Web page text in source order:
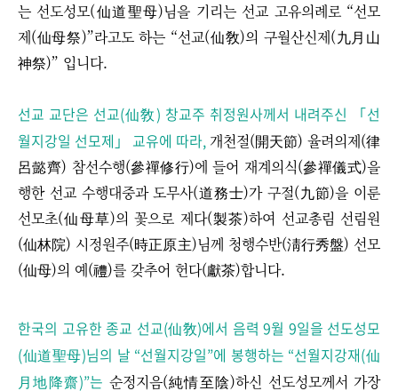
는 선도성모(仙道聖母)님을 기리는 선교 고유의례로 “선모
제(仙母祭)”라고도 하는 “선교(仙敎)의 구월산신제(九月山
神祭)” 입니다.
선교 교단은 선교(仙敎) 창교주 취정원사께서 내려주신 「선
월지강일 선모제」 교유에 따라, 개천절(開天節) 율려의제(律
呂懿齊) 참선수행(參禪修行)에 들어 재계의식(參禪儀式)을
행한 선교 수행대중과 도무사(道務士)가 구절(九節)을 이룬
선모초(仙母草)의 꽃으로 제다(製茶)하여 선교총림 선림원
(仙林院) 시정원주(時正原主)님께 청행수반(淸行秀盤) 선모
(仙母)의 예(禮)를 갖추어 헌다(獻茶)합니다.
한국의 고유한 종교 선교(仙敎)에서 음력 9월 9일을 선도성모
(仙道聖母)님의 날 “선월지강일”에 봉행하는 “선월지강재(仙
月地降齋)”는 순정지음(純情至陰)하신 선도성모께서 가장